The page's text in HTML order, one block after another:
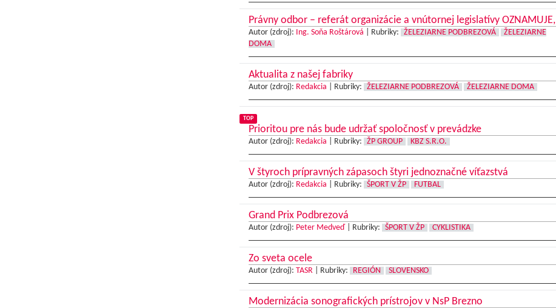
Právny odbor – referát organizácie a vnútornej legislatívy OZNAMUJE,
Autor (zdroj): Ing. Soňa Roštárová Rubriky: ŽELEZIARNE PODBREZOVÁ
ŽELEZIARNE
DOMA
Aktualita z našej fabriky
Autor (zdroj): Redakcia Rubriky: ŽELEZIARNE PODBREZOVÁ ŽELEZIARNE DOMA
TOP
Prioritou pre nás bude udržať spoločnosť v prevádzke
Autor (zdroj): Redakcia Rubriky: ŽP GROUP KBZ S.R.O.
V štyroch prípravných zápasoch štyri jednoznačné víťazstvá
Autor (zdroj): Redakcia Rubriky: ŠPORT V ŽP FUTBAL
Grand Prix Podbrezová
Autor (zdroj): Peter Medveď| Rubriky: ŠPORT V ŽP CYKLISTIKA
Zo sveta ocele
Autor (zdroj): TASR| Rubriky: REGIÓN SLOVENSKO
Modernizácia sonografických prístrojov v NsP Brezno